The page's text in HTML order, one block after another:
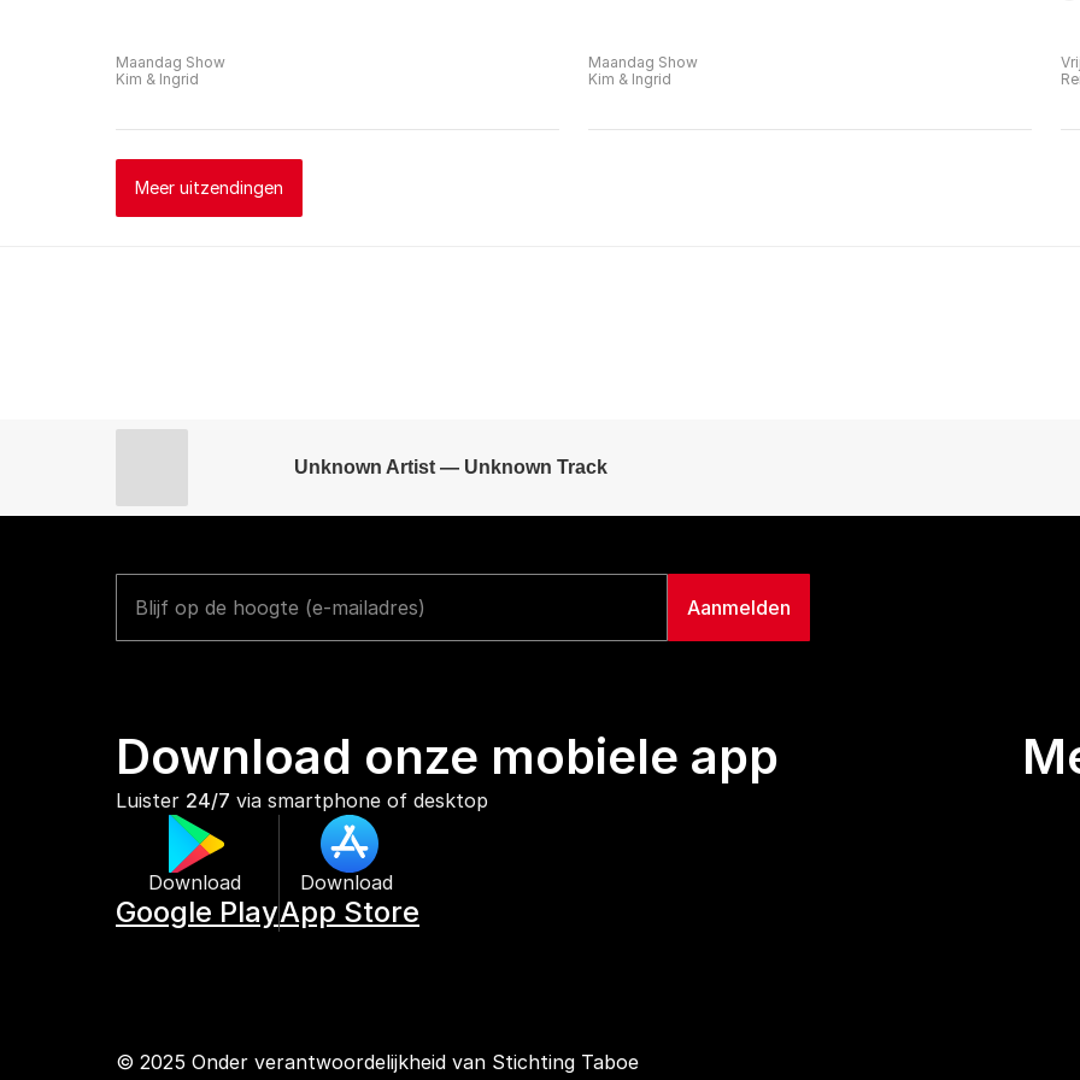
Maandag Show
Kim & Ingrid
Maandag Show
Kim & Ingrid
Meer uitzendingen
Unknown Artist — Unknown Track
Download onze mobiele app
Luister 24/7 via smartphone of desktop
Download
Google Play
Download
App Store
© 2025 Onder verantwoordelijkheid van Stichting Taboe